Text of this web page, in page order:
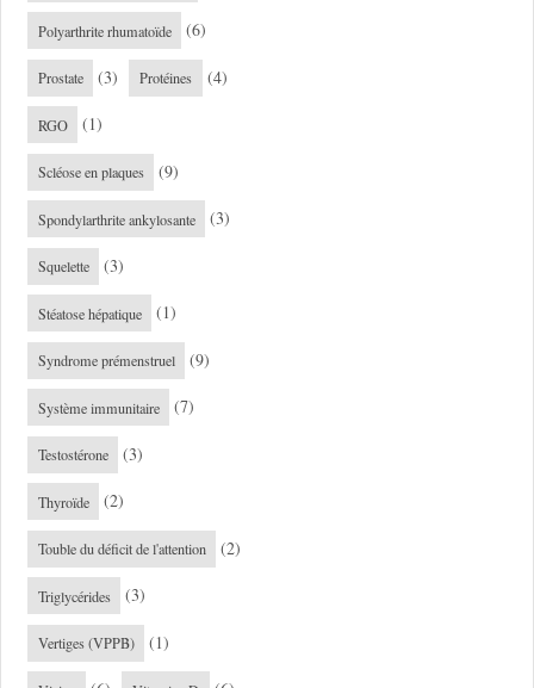
Polyarthrite rhumatoïde (6)
Prostate (3) Protéines (4)
RGO (1)
Scléose en plaques (9)
Spondylarthrite ankylosante (3)
Squelette (3)
Stéatose hépatique (1)
Syndrome prémenstruel (9)
Système immunitaire (7)
Testostérone (3)
Thyroïde (2)
Touble du déficit de l'attention (2)
Triglycérides (3)
Vertiges (VPPB) (1)